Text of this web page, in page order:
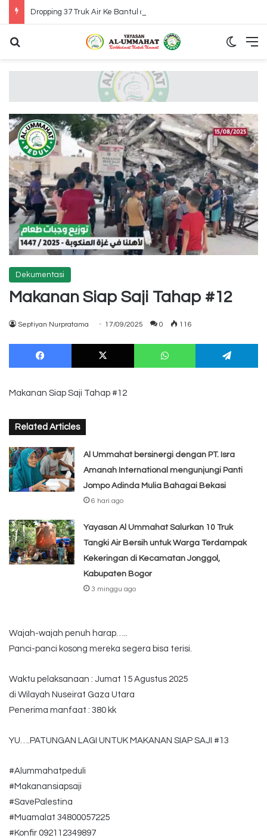
Dropping 37 Truk Air Ke Bantul dan Gunung Kidul Yogyakarta
Dekumentasi
Makanan Siap Saji Tahap #12
Septiyan Nurpratama 17/09/2025 0 116
Facebook X WhatsApp
Makanan Siap Saji Tahap #12
Related Articles
Al Ummahat bersinergi dengan PT. Isra
Amanah International mengunjungi Panti
Jompo Adinda Mulia Bahagai Bekasi
6 hari ago
Yayasan Al Ummahat Salurkan 10 Truk
Tangki Air Bersih untuk Warga Terdampak
Kekeringan di Kecamatan Jonggol,
Kabupaten Bogor
3 minggu ago
Wajah-wajah penuh harap…..
Panci-panci kosong mereka segera bisa terisi.
Waktu pelaksanaan : Jumat 15 Agustus 2025
di Wilayah Nuseirat Gaza Utara
Penerima manfaat : 380 kk
YU….PATUNGAN LAGI UNTUK MAKANAN SIAP SAJI #13
#Alummahatpeduli
#Makanansiapsaji
#SavePalestina
#Muamalat 34800057225
#Konfir 092112349897